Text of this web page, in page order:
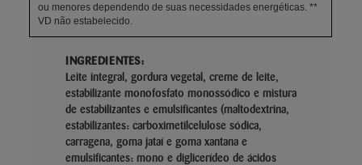
ou menores dependendo de suas necessidades energéticas. **
VD não estabelecido.
INGREDIENTES:
Leite integral, gordura vegetal, creme de leite,
estabilizante monofosfato monossódico e mistura
de estabilizantes e emulsificantes (maltodextrina,
estabilizantes: carboximetilcelulose sódica,
carragena, goma jataí e goma xantana e
emulsificantes: mono e diglicerídeo de ácidos